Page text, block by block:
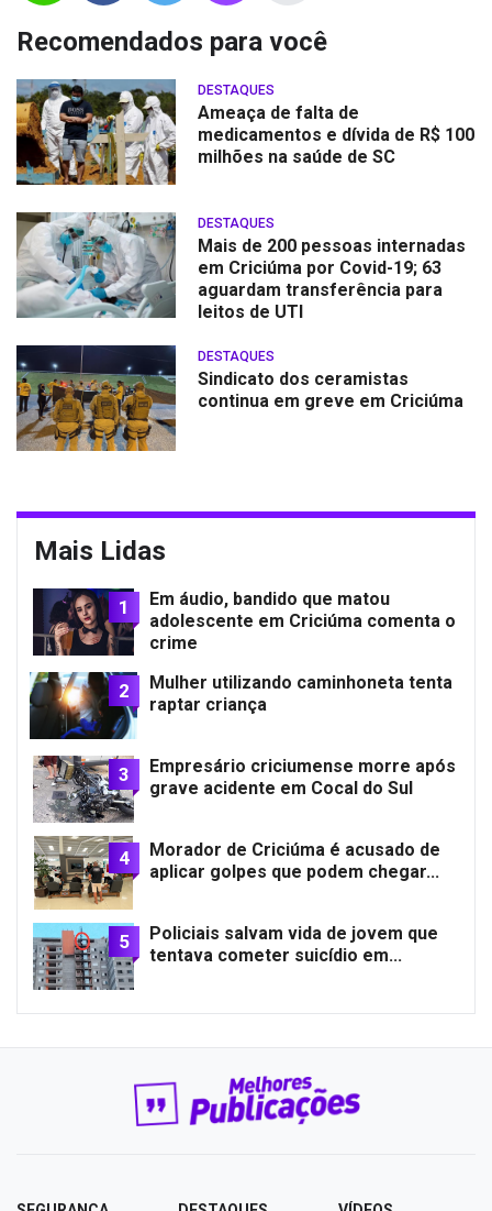
Recomendados para você
DESTAQUES
Ameaça de falta de
medicamentos e dívida de R$ 100
milhões na saúde de SC
DESTAQUES
Mais de 200 pessoas internadas
em Criciúma por Covid-19; 63
aguardam transferência para
leitos de UTI
DESTAQUES
Sindicato dos ceramistas
continua em greve em Criciúma
Mais Lidas
1
Em áudio, bandido que matou
adolescente em Criciúma comenta o
crime
2
Mulher utilizando caminhoneta tenta
raptar criança
3
Empresário criciumense morre após
grave acidente em Cocal do Sul
4
Morador de Criciúma é acusado de
aplicar golpes que podem chegar...
5
Policiais salvam vida de jovem que
tentava cometer suicídio em...